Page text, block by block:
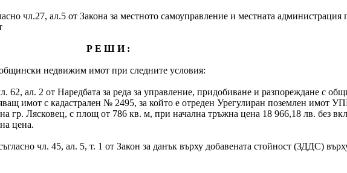
чл.27, ал.5 от Закона за местното самоуправление и местната администрация
Р Е Ш И :
недвижим имот при следните условия:
62, ал. 2 от Наредбата за реда за управление, придобиване и разпореждане с
имот с кадастрален № 2495, за който е отреден Урегулиран поземлен имот
Лясковец, с площ от 786 кв. м, при начална тръжна цена 18 966,18 лв. без
цена.
чл. 45, ал. 5, т. 1 от Закон за данък върху добавената стойност (ЗДДС)